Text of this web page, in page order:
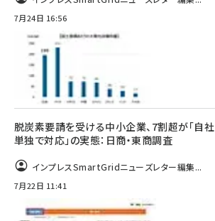
7月24日 16:56
脱炭素要請を受ける中小企業、7割超が「自社
単独で対応」の実態：日商・東商調査
インプレスSmartGridニューズレター編集...
7月22日 11:41